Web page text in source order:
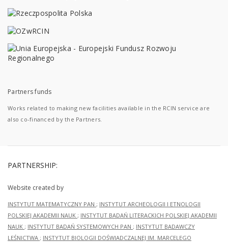
Partners funds
Works related to making new facilities available in the RCIN service are
also co-financed by the Partners.
PARTNERSHIP:
Website created by
INSTYTUT MATEMATYCZNY PAN ; INSTYTUT ARCHEOLOGII I ETNOLOGII
POLSKIEJ AKADEMII NAUK ; INSTYTUT BADAŃ LITERACKICH POLSKIEJ AKADEMII
NAUK ; INSTYTUT BADAŃ SYSTEMOWYCH PAN ; INSTYTUT BADAWCZY
LEŚNICTWA ; INSTYTUT BIOLOGII DOŚWIADCZALNEJ IM. MARCELEGO